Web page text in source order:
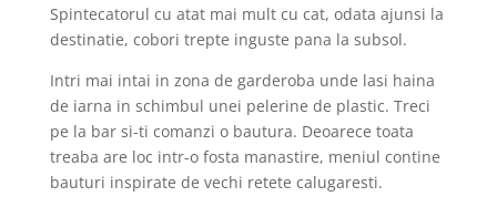
Spintecatorul cu atat mai mult cu cat, odata ajunsi la
destinatie, cobori trepte inguste pana la subsol.
Intri mai intai in zona de garderoba unde lasi haina
de iarna in schimbul unei pelerine de plastic. Treci
pe la bar si-ti comanzi o bautura. Deoarece toata
treaba are loc intr-o fosta manastire, meniul contine
bauturi inspirate de vechi retete calugaresti.